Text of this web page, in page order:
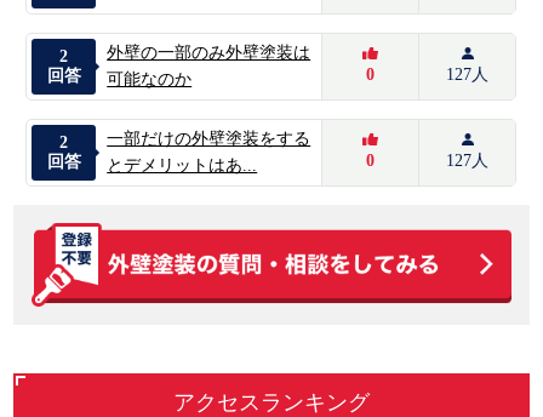
2
回答
外壁の一部のみ外壁塗装は
可能なのか
0 127人
2
回答
一部だけの外壁塗装をする
とデメリットはあ...
0 127人
アクセスランキング